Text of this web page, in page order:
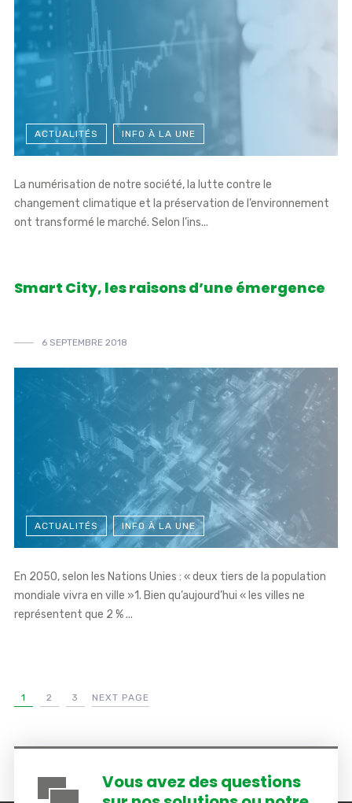
ACTUALITÉS INFO À LA UNE
La numérisation de notre société, la lutte contre le
changement climatique et la préservation de l’environnement
ont transformé le marché. Selon l’ins...
Smart City, les raisons d’une émergence
6 SEPTEMBRE 2018
ACTUALITÉS INFO À LA UNE
En 2050, selon les Nations Unies : « deux tiers de la population
mondiale vivra en ville »1. Bien qu’aujourd’hui « les villes ne
représentent que 2 % ...
1 2 3 NEXT PAGE
Vous avez des questions